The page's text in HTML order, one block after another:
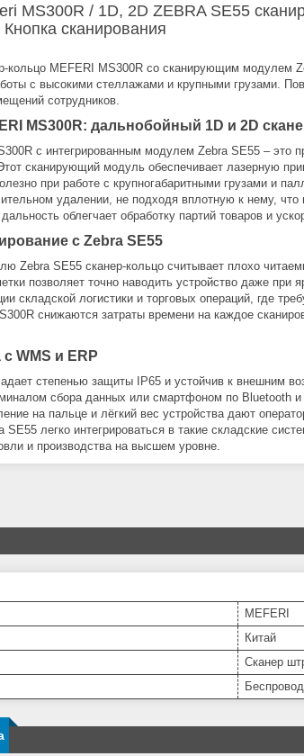
MS300R / 1D, 2D ZEBRA SE55
сканирования
кольцо MEFERI MS300R со сканирующим модулем
с высокими стеллажами и крупными грузами.
сотрудников.
MS300R: дальнобойный 1D и 2D
с интегрированным модулем Zebra SE55 – это
сканирующий модуль обеспечивает лазерную
при работе с крупногабаритными грузами и
удалении, не подходя вплотную к нему,
облегчает обработку партий товаров и
с Zebra SE55
Zebra SE55 сканер-кольцо считывает плохо
позволяет точно наводить устройство даже
складской логистики и торговых операций, где
снижаются затраты времени на каждое
WMS и ERP
степенью защиты IP65 и устойчив к внешним
сбора данных или смартфоном по Bluetooth
на пальце и лёгкий вес устройства дают
SE55 легко интегрироваться в такие складские
и производства на высшем уровне.
MEFERI
Китай
Сканер